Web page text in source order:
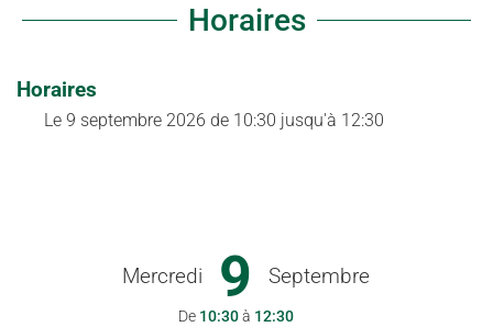
Horaires
Horaires
Le 9 septembre 2026 de 10:30 jusqu'à 12:30
Mercredi 9 Septembre
De 10:30à 12:30